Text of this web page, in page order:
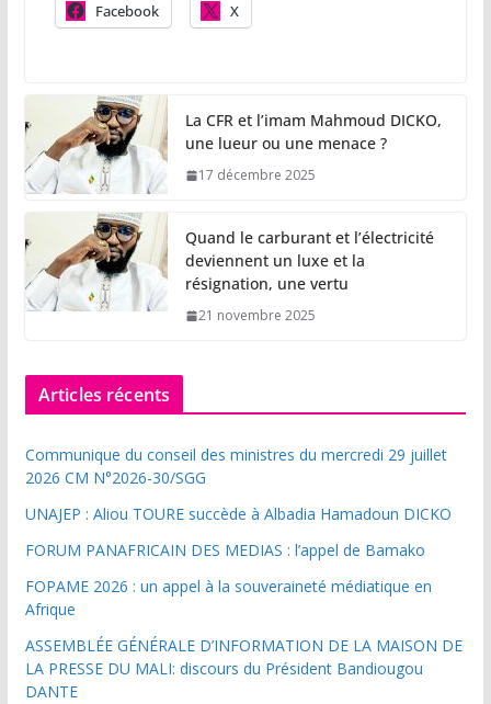
Facebook X
La CFR et l’imam Mahmoud DICKO,
une lueur ou une menace ?
17 décembre 2025
Quand le carburant et l’électricité
deviennent un luxe et la
résignation, une vertu
21 novembre 2025
Articles récents
Communique du conseil des ministres du mercredi 29 juillet
2026 CM N°2026-30/SGG
UNAJEP : Aliou TOURE succède à Albadia Hamadoun DICKO
FORUM PANAFRICAIN DES MEDIAS : l’appel de Bamako
FOPAME 2026 : un appel à la souveraineté médiatique en
Afrique
ASSEMBLÉE GÉNÉRALE D’INFORMATION DE LA MAISON DE
LA PRESSE DU MALI: discours du Président Bandiougou
DANTE